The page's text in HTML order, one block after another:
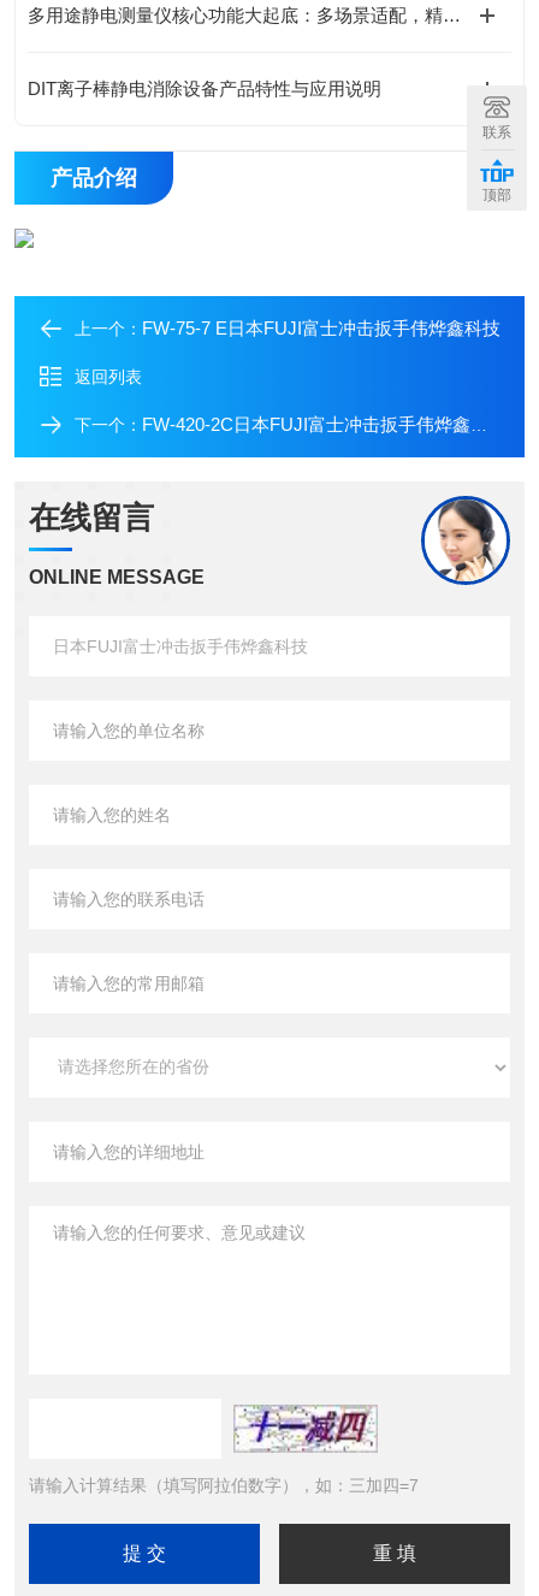
多用途静电测量仪核心功能大起底：多场景适配，精准掌控静电动态！
DIT离子棒静电消除设备产品特性与应用说明
产品介绍
上一个： FW-75-7 E日本FUJI富士冲击扳手伟烨鑫科技
返回列表
下一个： FW-420-2C日本FUJI富士冲击扳手伟烨鑫科技
在线留言
ONLINE MESSAGE
请输入计算结果（填写阿拉伯数字），如：三加四=7
联系
顶部